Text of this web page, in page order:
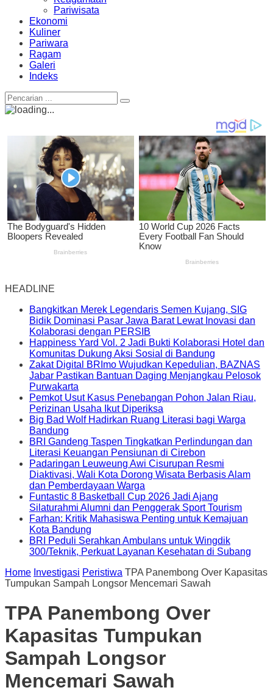
Pariwisata
Ekonomi
Kuliner
Pariwara
Ragam
Galeri
Indeks
HEADLINE
Bangkitkan Merek Legendaris Semen Kujang, SIG
Bidik Dominasi Pasar Jawa Barat Lewat Inovasi dan
Kolaborasi dengan PERSIB
Happiness Yard Vol. 2 Jadi Bukti Kolaborasi Hotel dan
Komunitas Dukung Aksi Sosial di Bandung
Zakat Digital BRImo Wujudkan Kepedulian, BAZNAS
Jabar Pastikan Bantuan Daging Menjangkau Pelosok
Purwakarta
Pemkot Usut Kasus Penebangan Pohon Jalan Riau,
Perizinan Usaha Ikut Diperiksa
Big Bad Wolf Hadirkan Ruang Literasi bagi Warga
Bandung
BRI Gandeng Taspen Tingkatkan Perlindungan dan
Literasi Keuangan Pensiunan di Cirebon
Padaringan Leuweung Awi Cisurupan Resmi
Diaktivasi, Wali Kota Dorong Wisata Berbasis Alam
dan Pemberdayaan Warga
Funtastic 8 Basketball Cup 2026 Jadi Ajang
Silaturahmi Alumni dan Penggerak Sport Tourism
Farhan: Kritik Mahasiswa Penting untuk Kemajuan
Kota Bandung
BRI Peduli Serahkan Ambulans untuk Wingdik
300/Teknik, Perkuat Layanan Kesehatan di Subang
Home Investigasi Peristiwa TPA Panembong Over Kapasitas
Tumpukan Sampah Longsor Mencemari Sawah
TPA Panembong Over
Kapasitas Tumpukan
Sampah Longsor
Mencemari Sawah